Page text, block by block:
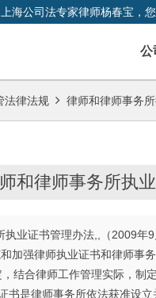
海公司法专家律师杨春宝，
公
法律法规 律师和律师事务
和律师事务所执
执业证书管理办法,,（2009年
强律师执业证书和律师事务
，结合律师工作管理实际，
是律师事务所依法获准设